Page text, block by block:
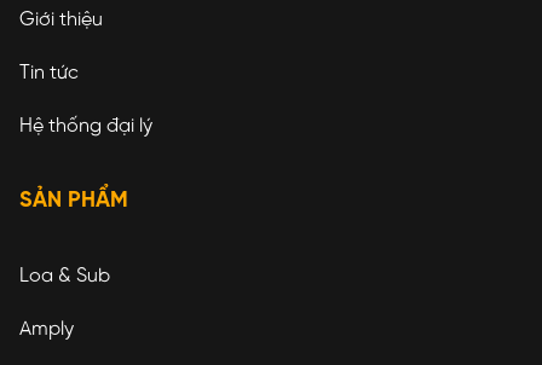
Giới thiệu
Tin tức
Hệ thống đại lý
SẢN PHẨM
Loa & Sub
Amply